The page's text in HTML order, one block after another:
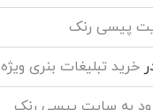
پیسی رنک
خرید تبلیغات بنری ویژه